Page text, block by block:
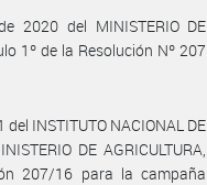
2020 del MINISTERIO DE
1º de la Resolución Nº 207
INSTITUTO NACIONAL DE
DE AGRICULTURA,
207/16 para la campaña